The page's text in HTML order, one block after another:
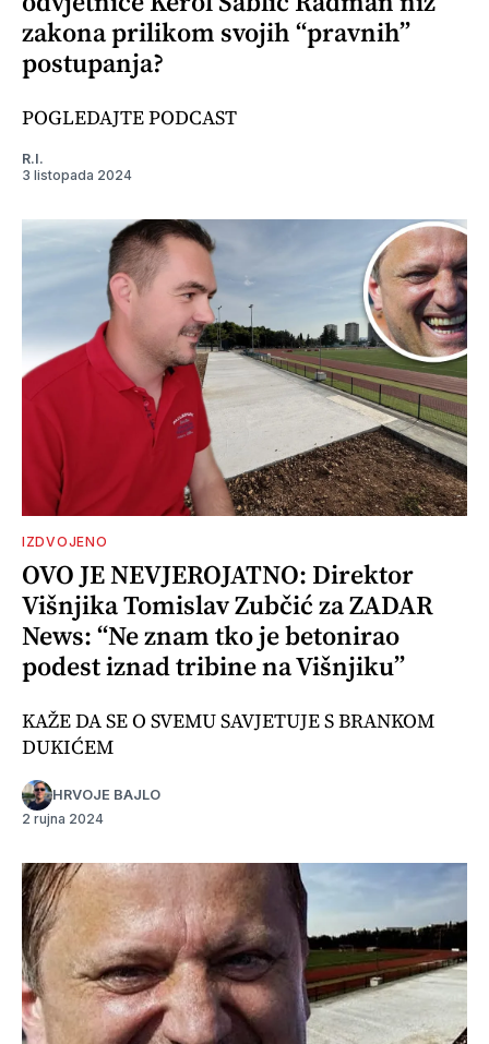
zakona prilikom svojih “pravnih”
postupanja?
POGLEDAJTE PODCAST
R.I.
3 listopada 2024
IZDVOJENO
OVO JE NEVJEROJATNO: Direktor
Višnjika Tomislav Zubčić za ZADAR
News: “Ne znam tko je betonirao
podest iznad tribine na Višnjiku”
KAŽE DA SE O SVEMU SAVJETUJE S BRANKOM
DUKIĆEM
HRVOJE BAJLO
2 rujna 2024